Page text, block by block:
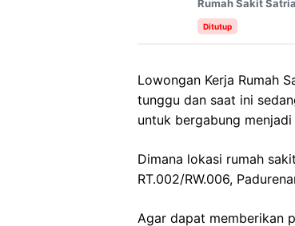
Rumah Sakit
Ditutup
Lowongan Kerja Rumah
tunggu dan saat ini
untuk bergabung
Dimana lokasi rumah
RT.002/RW.006,
Agar dapat memberikan